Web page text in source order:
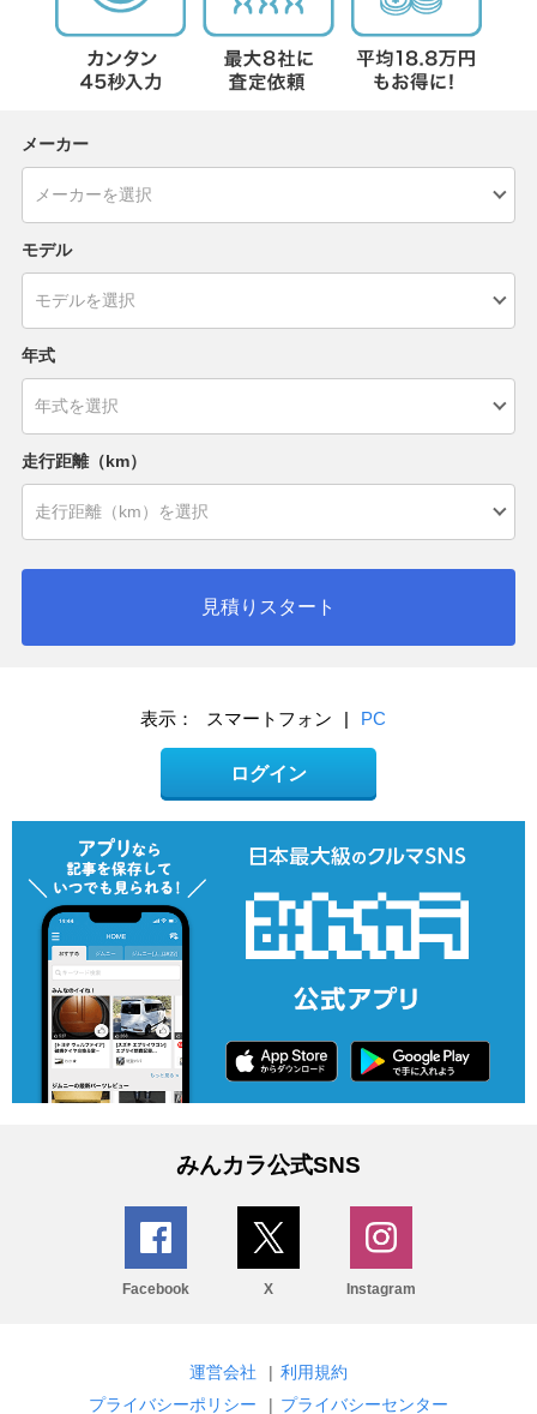
メーカー
モデル
年式
走行距離（km）
見積りスタート
表示： スマートフォン | PC
ログイン
みんカラ公式SNS
Facebook X Instagram
運営会社 | 利用規約
プライバシーポリシー
| プライバシーセンター